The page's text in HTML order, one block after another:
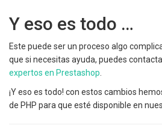
Y eso es todo …
Este puede ser un proceso algo
que si necesitas ayuda, puedes
expertos en Prestashop
¡Y eso es todo! con estos cambios
de PHP para que esté disponible en